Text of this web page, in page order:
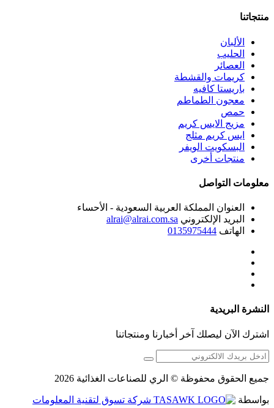
منتجاتنا
الألبان
الحليب
العصائر
كريمات والقشطة
باريستا كافيه
معجون الطماطم
حمص
مزيج الايس كريم
ايس كريم مثلج
البسكويت الويفر
منتجات أخرى
معلومات التواصل
العنوان المملكة العربية السعودية - الأحساء
البريد الإلكتروني alrai@alrai.com.sa
الهاتف 0135975444
النشرة البريدية
اشترك الآن ليصلك آخر أخبارنا ومنتجاتنا
جميع الحقوق محفوظة © الري للصناعات الغذائية 2026
بواسطة شركة تسوق لتقنية المعلومات